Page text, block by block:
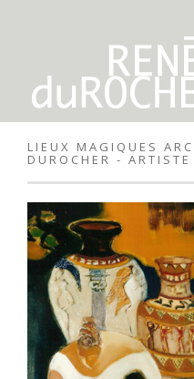
LIEUX MAGIQUES
DUROCHER - ARTISTE